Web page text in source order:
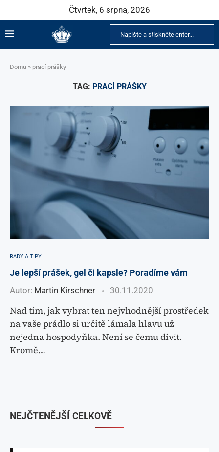
Čtvrtek, 6 srpna, 2026
Domů » prací prášky
TAG: PRACÍ PRÁŠKY
RADY A TIPY
Je lepší prášek, gel či kapsle? Poradíme vám
Autor: Martin Kirschner 30.11.2020
Nad tím, jak vybrat ten nejvhodnější prostředek
na vaše prádlo si určitě lámala hlavu už
nejedna hospodyňka. Není se čemu divit.
Kromě…
NEJČTENĚJŠÍ CELKOVĚ